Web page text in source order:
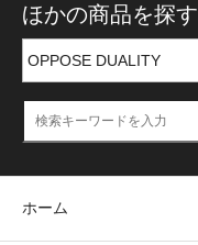
ほかの商品を探す
ホーム